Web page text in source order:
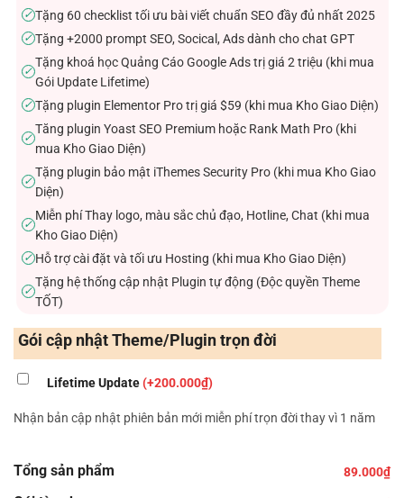
✓Tặng 60 checklist tối ưu bài viết chuẩn SEO đầy đủ nhất 2025
✓Tặng +2000 prompt SEO, Socical, Ads dành cho chat GPT
✓
Tặng khoá học Quảng Cáo Google Ads trị giá 2 triệu (khi mua
Gói Update Lifetime)
✓Tặng plugin Elementor Pro trị giá $59 (khi mua Kho Giao Diện)
✓
Tăng plugin Yoast SEO Premium hoặc Rank Math Pro (khi
mua Kho Giao Diện)
✓
Tặng plugin bảo mật iThemes Security Pro (khi mua Kho Giao
Diện)
✓
Miễn phí Thay logo, màu sắc chủ đạo, Hotline, Chat (khi mua
Kho Giao Diện)
✓Hỗ trợ cài đặt và tối ưu Hosting (khi mua Kho Giao Diện)
✓
Tặng hệ thống cập nhật Plugin tự động (Độc quyền Theme
TỐT)
Gói cập nhật Theme/Plugin trọn đời
Lifetime Update(+200.000₫)
Nhận bản cập nhật phiên bản mới miễn phí trọn đời thay vì 1 năm
Tổng sản phẩm 89.000₫